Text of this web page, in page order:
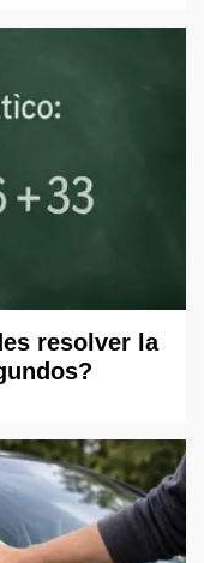
resolver la